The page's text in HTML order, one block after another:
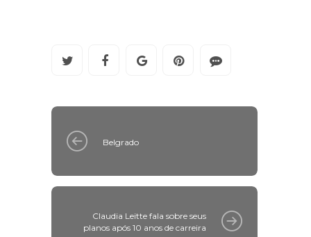
Belgrado
Claudia Leitte fala sobre seus
planos após 10 anos de carreira